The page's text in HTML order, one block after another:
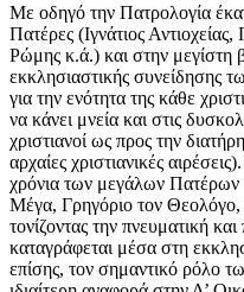
Με οδηγό την Πατρολογία
Πατέρες (Ιγνάτιος
Ρώμης κ.ά.) και στην μεγίστη
εκκλησιαστικής συνείδησης
για την ενότητα της κάθε
να κάνει μνεία και στις
χριστιανοί ως προς την
αρχαίες χριστιανικές
χρόνια των μεγάλων Πατέρων
Μέγα, Γρηγόριο τον
τονίζοντας την πνευματική
καταγράφεται μέσα στη
επίσης, τον σημαντικό ρόλο